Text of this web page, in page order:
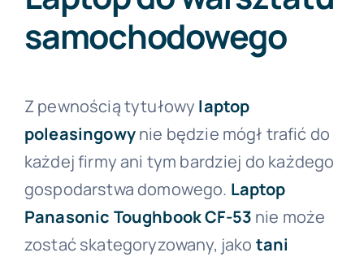
samochodowego
Z pewnością tytułowy laptop
poleasingowynie będzie mógł trafić do
każdej firmy ani tym bardziej do każdego
gospodarstwa domowego. Laptop
Panasonic Toughbook CF-53 nie może
zostać skategoryzowany, jako tani